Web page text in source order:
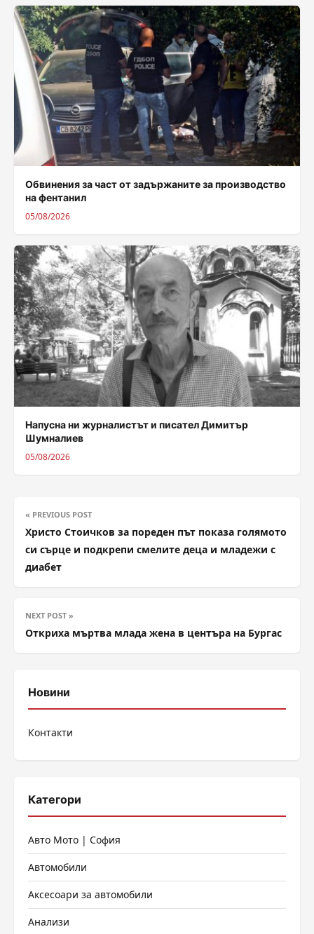
Обвинения за част от задържаните за производство
на фентанил
05/08/2026
Напусна ни журналистът и писател Димитър
Шумналиев
05/08/2026
« PREVIOUS POST
Христо Стоичков за пореден път показа голямото
си сърце и подкрепи смелите деца и младежи с
диабет
NEXT POST »
Откриха мъртва млада жена в центъра на Бургас
Новини
Контакти
Категори
Авто Мото | София
Автомобили
Аксесоари за автомобили
Анализи